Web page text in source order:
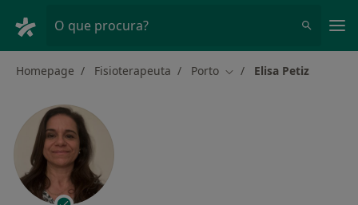
O que procura?
Homepage Fisioterapeuta Porto Mudar de cidade
Elisa Petiz